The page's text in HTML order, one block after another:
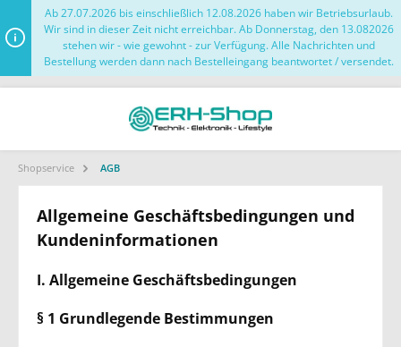
Ab 27.07.2026 bis einschließlich 12.08.2026 haben wir Betriebsurlaub.
Wir sind in dieser Zeit nicht erreichbar. Ab Donnerstag, den 13.082026
stehen wir - wie gewohnt - zur Verfügung. Alle Nachrichten und
Bestellung werden dann nach Bestelleingang beantwortet / versendet.
Shopservice AGB
Allgemeine Geschäftsbedingungen und
Kundeninformationen
I. Allgemeine Geschäftsbedingungen
§ 1 Grundlegende Bestimmungen